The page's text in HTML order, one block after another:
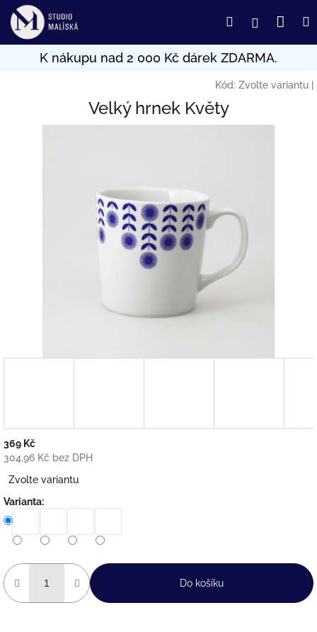
Přejít
obsah
HledatPřihlášení
Kód: Zvolte variantu
Velký hrnek Květy
369 Kč
304,96 Kč bez DPH
cena:
Zvolte variantu
Varianta:
Do košíku